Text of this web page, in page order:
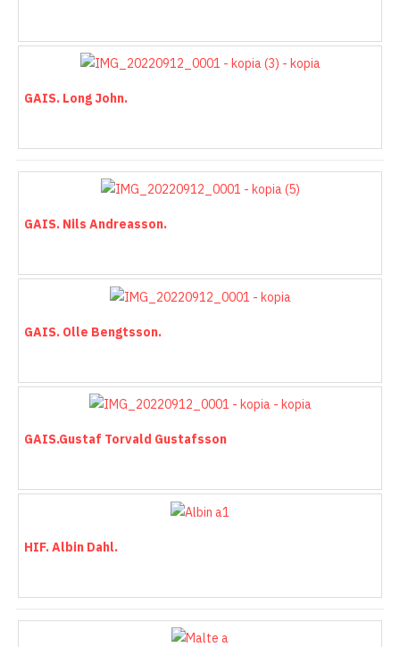
GAIS. Long John.
GAIS. Nils Andreasson.
GAIS. Olle Bengtsson.
GAIS.Gustaf Torvald Gustafsson
HIF. Albin Dahl.